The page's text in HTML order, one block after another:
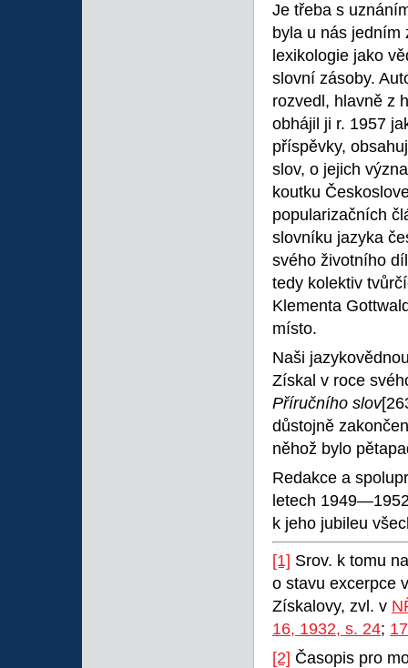
Je třeba s
byla u nás jedním
lexikologie jako
slovní zásoby.
rozvedl, hlavně z
obhájil ji r. 1957
příspěvky,
slov, o jejich
koutku
popularizačních
slovníku jazyka
svého životního
tedy kolektiv
Klementa
místo.
Naši
Získal v roce
Příručního slov
důstojně
něhož bylo
Redakce a
letech
k jeho jubileu
[1] Srov. k tomu
o stavu excerpce
Získalovy, zvl. v
16, 1932, s. 24;
[2] Časopis pro